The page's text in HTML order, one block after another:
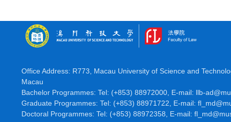
Office Address: R773, Macau University of Science and
Macau
Bachelor Programmes: Tel: (+853) 88972000, E-mail: llb-
Graduate Programmes: Tel: (+853) 88971722, E-mail:
Doctoral Programmes: Tel: (+853) 88972358, E-mail: